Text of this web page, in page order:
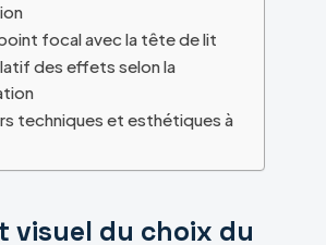
focal avec la tête de lit
des effets selon la
techniques et esthétiques à
visuel du choix du